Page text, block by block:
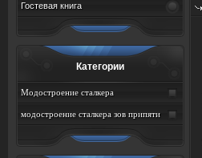
Гостевая книга
Категории
Модостроение сталкера
модостроение сталкера зов припяти